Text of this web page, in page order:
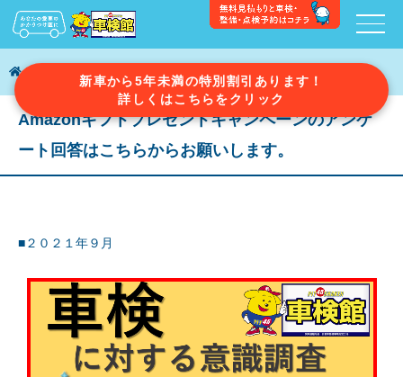
新車から5年未満の特別割引あります！
詳しくはこちらをクリック
アンケート
Amazonギフトプレゼントキャンペーンのアンケ
ート回答はこちらからお願いします。
■２０２１年９月